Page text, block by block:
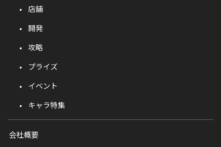
店舗
開発
攻略
プライズ
イベント
キャラ特集
会社概要